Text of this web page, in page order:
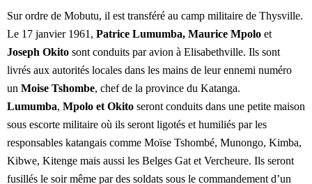
Sur ordre de Mobutu, il est transféré au camp militaire de Thysville.
Le 17 janvier 1961, Patrice Lumumba, Maurice Mpolo et
Joseph Okito sont conduits par avion à Elisabethville. Ils sont
livrés aux autorités locales dans les mains de leur ennemi numéro
un Moise Tshombe, chef de la province du Katanga.
Lumumba, Mpolo et Okito seront conduits dans une petite maison
sous escorte militaire où ils seront ligotés et humiliés par les
responsables katangais comme Moïse Tshombé, Munongo, Kimba,
Kibwe, Kitenge mais aussi les Belges Gat et Vercheure. Ils seront
fusillés le soir même par des soldats sous le commandement d’un